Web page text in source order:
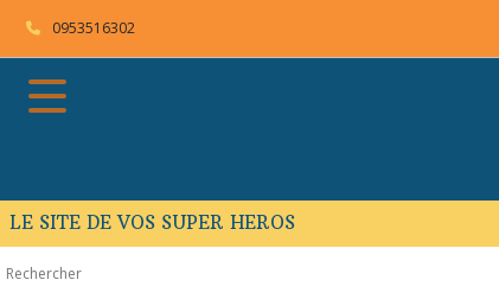
0953516302
LE SITE DE VOS SUPER HEROS